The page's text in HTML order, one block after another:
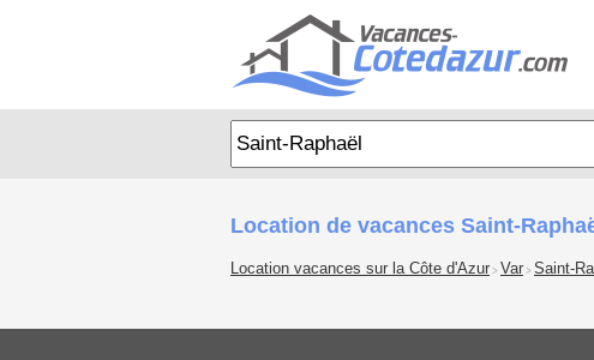
Location de vacances Saint-
Location vacances sur la Côte d'Azur > Var > Saint-